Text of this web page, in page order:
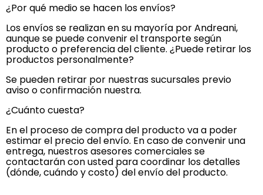
¿Por qué medio se hacen los envíos?
Los envíos se realizan en su mayoría por Andreani,
aunque se puede convenir el transporte según
producto o preferencia del cliente. ¿Puede retirar los
productos personalmente?
Se pueden retirar por nuestras sucursales previo
aviso o confirmación nuestra.
¿Cuánto cuesta?
En el proceso de compra del producto va a poder
estimar el precio del envío. En caso de convenir una
entrega, nuestros asesores comerciales se
contactarán con usted para coordinar los detalles
(dónde, cuándo y costo) del envío del producto.